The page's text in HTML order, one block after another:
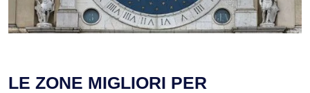
LE ZONE MIGLIORI PER